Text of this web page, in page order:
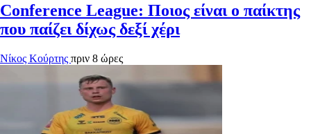
Conference League: Ποιος είναι ο παίκτης
που παίζει δίχως δεξί χέρι
Νίκος Κούρτης πριν 8 ώρες